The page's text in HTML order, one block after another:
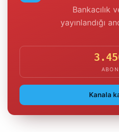
Bankacılık
yayınlandığı
Kanala